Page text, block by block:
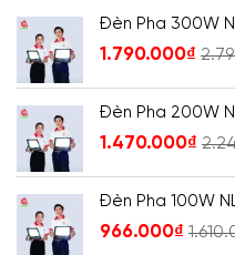
Đèn Pha 300W
1.790.000₫
Đèn Pha 200W
1.470.000₫
Đèn Pha 100W
966.000₫